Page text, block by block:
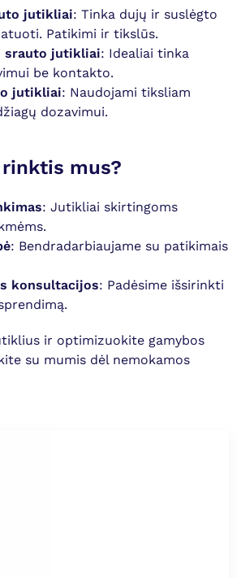
jutikliai: Tinka dujų ir suslėgto
Patikimi ir tikslūs.
srauto jutikliai: Idealiai tinka
be kontakto.
jutikliai: Naudojami tiksliam
dozavimui.
mus?
: Jutikliai skirtingoms
: Bendradarbiaujame su patikimais
konsultacijos: Padėsime išsirinkti
ir optimizuokite gamybos
su mumis dėl nemokamos